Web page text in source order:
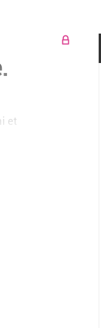
et